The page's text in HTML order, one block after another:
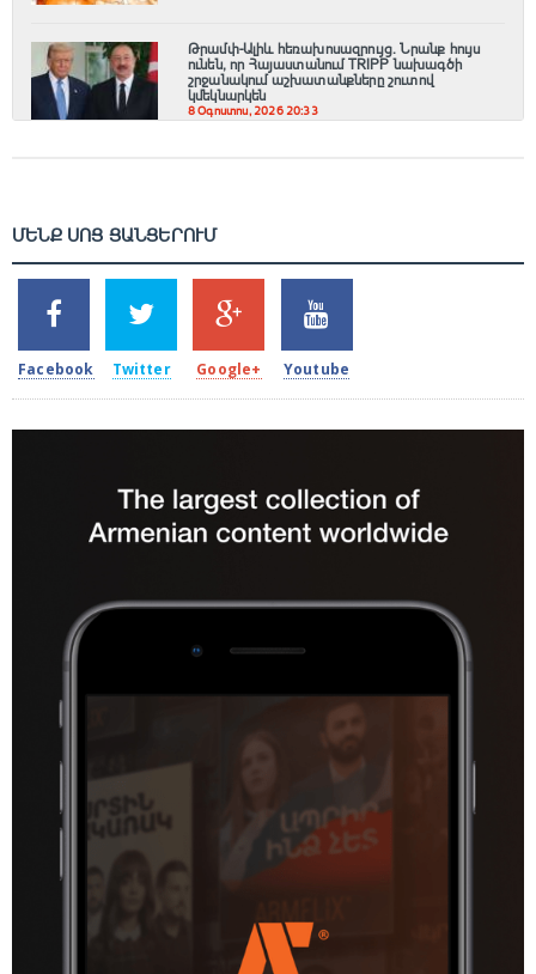
Թրամփ-Ալիև հեռախոսազրույց. Նրանք հույս
ունեն, որ Հայաստանում TRIPP նախագծի
շրջանակում աշխատանքները շուտով
կմեկնարկեն
8 Օգոստոս, 2026 20:33
ՄԵՆՔ ՍՈՑ ՑԱՆՑԵՐՈՒՄ
2k
SHARES
Facebook
1.5k
TWEETS
Twitter
203
SHARES
Google+
620
SHARES
Youtube